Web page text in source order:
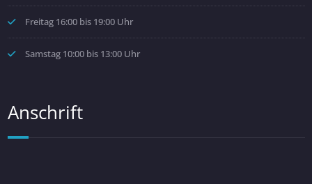
Freitag 16:00 bis 19:00 Uhr
Samstag 10:00 bis 13:00 Uhr
Anschrift